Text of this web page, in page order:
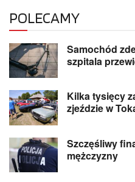
POLECAMY
Samochód
szpitala
Kilka tysięcy
zjeździe w
Szczęśliwy
mężczyzny